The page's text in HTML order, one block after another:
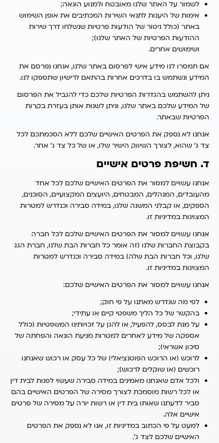
לשמור על האתר שלנו מאובטח ולמנוע הונאה;
אימות של היענות לתנאי השירות המכתיבים את אופן השימוש
באתר (כולל ניטור של הודעות פרטיות שנשלחו דרך שירות
ההודעות הפרטיות של האתר שלנו);
ושימושים אחרים.
אם תמסרו לנו מידע אישי לפרסום באתר שלנו, אנחנו נפרסם את
המידע ונשתמש בו בדרכים אחרות בהתאם לרישיון שתספקו לנו.
ניתן להשתמש בהגדרות הפרטיות שלכם כדי להגביל את הפרסום
של המידע שלכם באתר שלנו, וניתן לשנות אותן בעזרת בקרות
הפרטיות שבאתר.
אנחנו לא נספק את הפרטים האישיים שלכם ללא הסכמתכם לכל
צד ג’ שהוא, לצורך השיווק הישיר שלו, או של כל צד ג’ אחר.
ד. חשיפת פרטים אישיים
אנחנו עשויים למסור את הפרטים האישיים שלכם לכל אחד
מהעובדים, המנהלים, המבטחים, היועצים המקצועיים, הסוכנים,
הספקים, או קבלני המשנה שלנו, במידה סבירה וכנדרש למטרות
המצוינות במדיניות זו.
אנחנו עשויים למסור את הפרטים האישיים שלכם לכל חברה
בקבוצת החברות שלנו (זה אומר כל חברות הבת שלנו, חברת הגג
שלנו, וכל חברות הבת שלה) במידה סבירה וכנדרש למטרות
המצוינות במדיניות זו.
אנחנו עשויים למסור את הפרטים האישיים שלכם:
לפי מה שנדרש מאתנו על פי חוק;
בהקשר של כל הליך משפטי קיים או עתידי;
על מנת לבסס, להפעיל, או להגן על זכויותינו המשפטיות (כולל
אספקה של מידע לאחרים למטרות מניעת הונאה והפחתה של
סיכון אשראי);
לרוכש (או הרוכש הפוטנציאלי) של כל עסק או רכוש שאנחנו
רוכשים (או שוקלים לרכוש);
ולכל אדם שאנחנו מאמינים במידה סבירה שעשוי לפנות לבית דין
או לכל רשות מוסמכת לצורך מסירה של הפרטים האישיים בהם
סביר לדעתנו שאותו בית דין או רשות יורה על מסירה של פרטים
אישיים אלה.
למעט על פי הכתוב במדיניות זו, אנו לא נספק את הפרטים
האישיים שלכם לצד ג’.